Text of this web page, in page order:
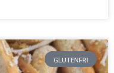
GLUTENFRI